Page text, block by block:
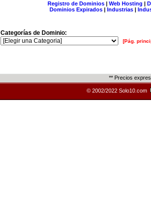
Registro de Dominios| Web Hosting |
Dominios Expirados | Industrias |
Categorías de Dominio:
[Pág.
** Precios
© 2002/2022 Solo10.com